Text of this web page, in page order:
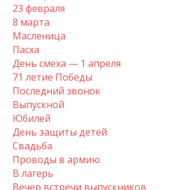
23 февраля
8 марта
Масленица
Пасха
День смеха — 1 апреля
71 летие Победы
Последний звонок
Выпускной
Юбилей
День защиты детей
Свадьба
Проводы в армию
В лагерь
Вечер встречи выпускников